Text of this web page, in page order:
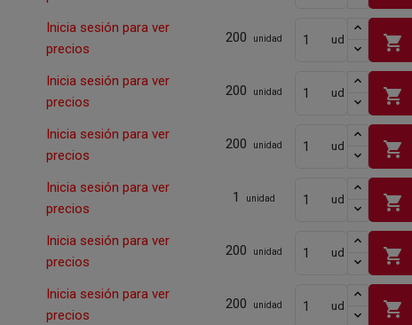
Inicia sesión para ver
precios
200 unidad ud shopping_cart
Inicia sesión para ver
precios
200 unidad ud shopping_cart
Inicia sesión para ver
precios
200 unidad ud shopping_cart
Inicia sesión para ver
precios
1 unidad ud shopping_cart
Inicia sesión para ver
precios
200 unidad ud shopping_cart
Inicia sesión para ver
precios
200 unidad ud shopping_cart